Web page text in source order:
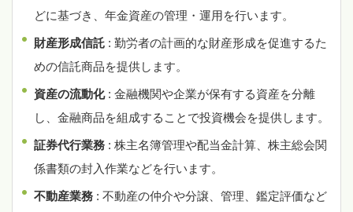
どに基づき、年金資産の管理・運用を行います。
財産形成信託 : 勤労者の計画的な財産形成を促進するた
めの信託商品を提供します。
資産の流動化: 金融機関や企業が保有する資産を分離
し、金融商品を組成することで投資機会を提供します。
証券代行業務 : 株主名簿管理や配当金計算、株主総会関
係書類の封入作業などを行います。
不動産業務 : 不動産の仲介や分譲、管理、鑑定評価など